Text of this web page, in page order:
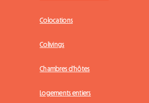
Colocations
Colivings
Chambres d'hôtes
Logements entiers